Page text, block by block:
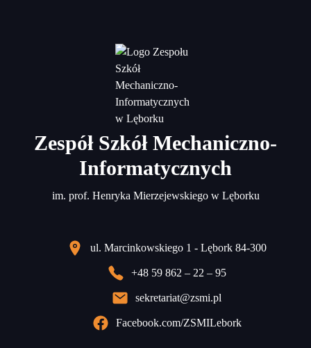
Zespół Szkół Mechaniczno-
Informatycznych
im. prof. Henryka Mierzejewskiego w Lęborku
ul. Marcinkowskiego 1 - Lębork 84-300
+48 59 862 – 22 – 95
sekretariat@zsmi.pl
Facebook.com/ZSMILebork